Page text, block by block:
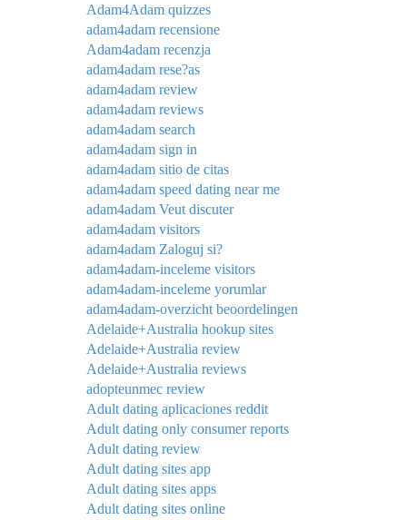
Adam4Adam quizzes
adam4adam recensione
Adam4adam recenzja
adam4adam rese?as
adam4adam review
adam4adam reviews
adam4adam search
adam4adam sign in
adam4adam sitio de citas
adam4adam speed dating near me
adam4adam Veut discuter
adam4adam visitors
adam4adam Zaloguj si?
adam4adam-inceleme visitors
adam4adam-inceleme yorumlar
adam4adam-overzicht beoordelingen
Adelaide+Australia hookup sites
Adelaide+Australia review
Adelaide+Australia reviews
adopteunmec review
Adult dating aplicaciones reddit
Adult dating only consumer reports
Adult dating review
Adult dating sites app
Adult dating sites apps
Adult dating sites online